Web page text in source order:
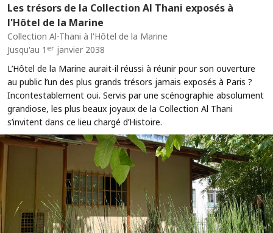
Les trésors de la Collection Al Thani exposés à
l'Hôtel de la Marine
Collection Al-Thani à l'Hôtel de la Marine
Jusqu'au 1 er janvier 2038
L’Hôtel de la Marine aurait-il réussi à réunir pour son ouverture
au public l’un des plus grands trésors jamais exposés à Paris ?
Incontestablement oui. Servis par une scénographie absolument
grandiose, les plus beaux joyaux de la Collection Al Thani
s’invitent dans ce lieu chargé d’Histoire.